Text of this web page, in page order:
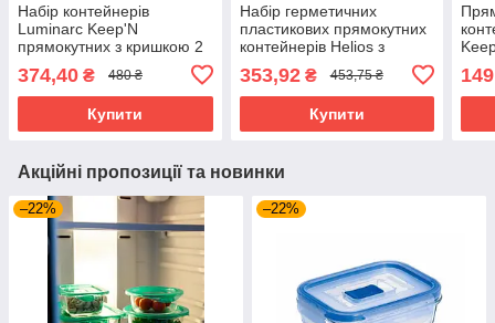
Набір контейнерів
Luminarc Keep'N
прямокутних з кришкою 2
374,40 ₴ 480 ₴
Купити
Набір герметичних
пластикових прямокутних
контейнерів Helios з
400/800/1400/2300 мл 4
шт (94072)
353,92₴ 453,75 ₴
Купити
Акційні пропозиції та новинки
–22% –22%